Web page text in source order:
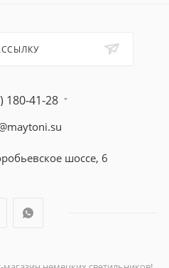
180-41-28
шоссе, 6